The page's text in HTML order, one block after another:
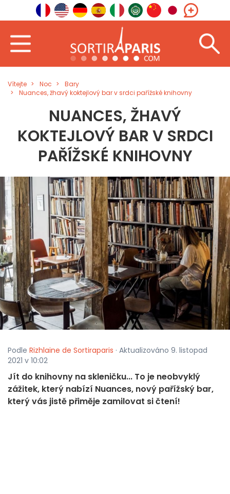
Vítejte Noc
Bary
Nuances, žhavý koktejlový bar v srdci pařížské knihovny
NUANCES, ŽHAVÝ
KOKTEJLOVÝ BAR V SRDCI
PAŘÍŽSKÉ KNIHOVNY
Podle Rizhlaine de Sortiraparis · Aktualizováno 9. listopad
2021 v 10:02
Jít do knihovny na skleničku... To je neobvyklý
zážitek, který nabízí Nuances, nový pařížský bar,
který vás jistě přiměje zamilovat si čtení!